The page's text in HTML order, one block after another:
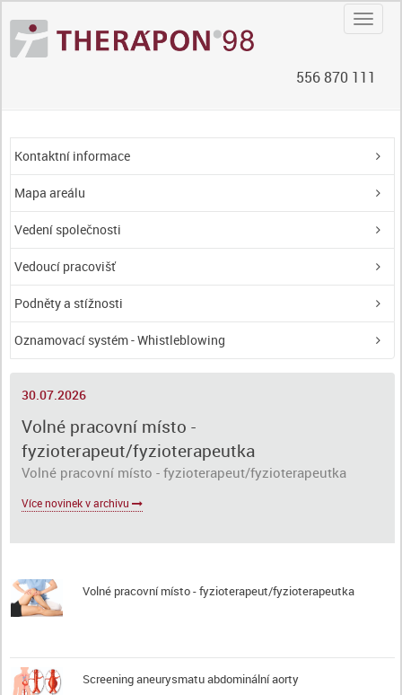
556 870 111
Kontaktní informace
Mapa areálu
Vedení společnosti
Vedoucí pracovišť
Podněty a stížnosti
Oznamovací systém - Whistleblowing
30.07.2026
Volné pracovní místo -
fyzioterapeut/fyzioterapeutka
Volné pracovní místo - fyzioterapeut/fyzioterapeutka
Více novinek v archivu
Volné pracovní místo - fyzioterapeut/fyzioterapeutka
Screening aneurysmatu abdominální aorty